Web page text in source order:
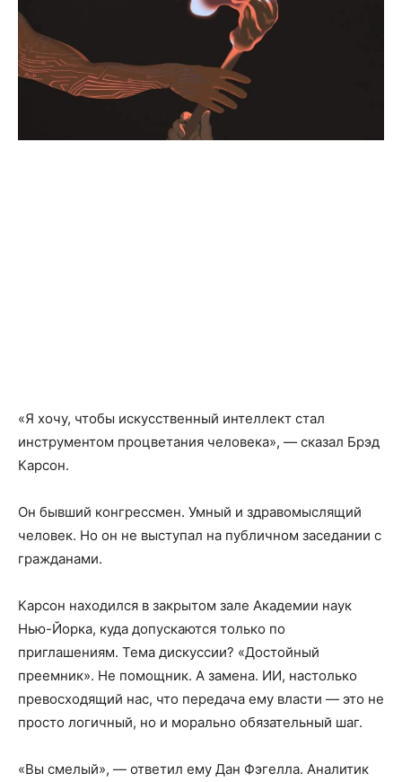
i
«Я хочу, чтобы искусственный интеллект стал
инструментом процветания человека», — сказал Брэд
Карсон.
Он бывший конгрессмен. Умный и здравомыслящий
человек. Но он не выступал на публичном заседании с
гражданами.
Карсон находился в закрытом зале Академии наук
Нью-Йорка, куда допускаются только по
приглашениям. Тема дискуссии? «Достойный
преемник». Не помощник. А замена. ИИ, настолько
превосходящий нас, что передача ему власти — это не
просто логичный, но и морально обязательный шаг.
«Вы смелый», — ответил ему Дан Фэгелла. Аналитик